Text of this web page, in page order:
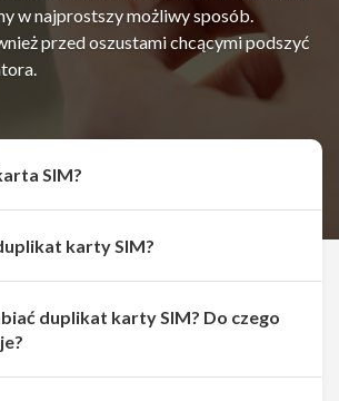
w najprostszy możliwy sposób.
przed oszustami chcącymi podszyć
SIM?
karty SIM?
duplikat karty SIM? Do czego